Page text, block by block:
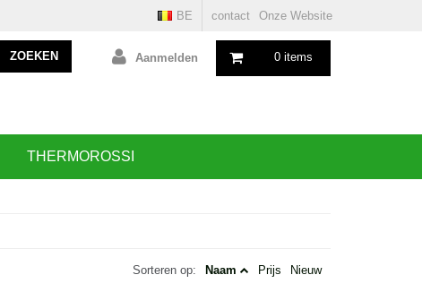
contact Onze Website
BE
0 items
Aanmelden
ZOEKEN
THERMOROSSI
Sorteren op: Naam Prijs Nieuw